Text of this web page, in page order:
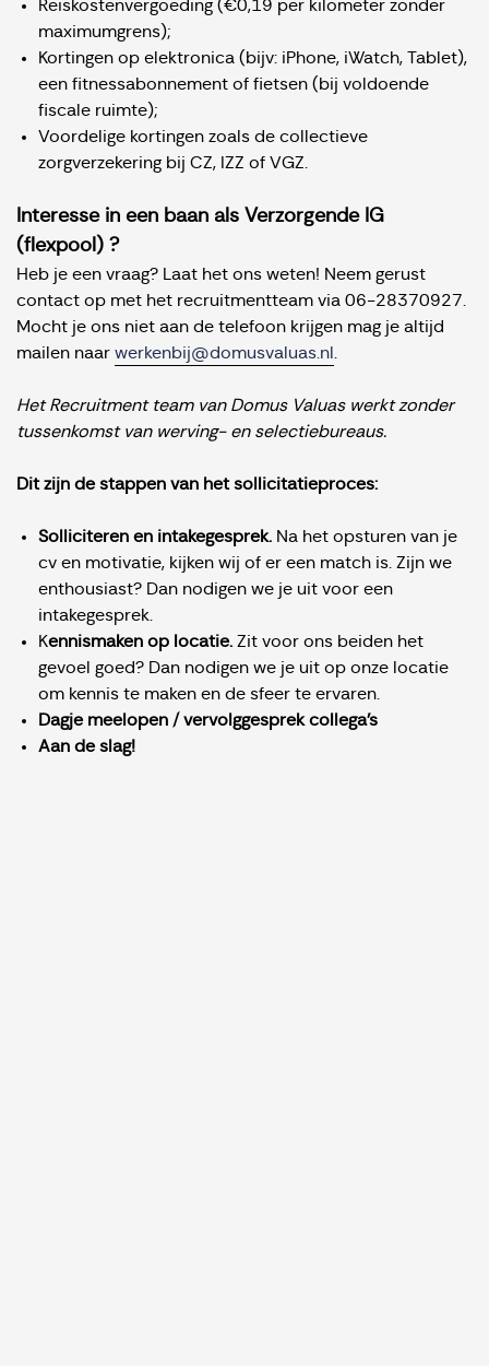
Reiskostenvergoeding (€0,19 per kilometer zonder
maximumgrens);
Kortingen op elektronica (bijv: iPhone, iWatch, Tablet),
een fitnessabonnement of fietsen (bij voldoende
fiscale ruimte);
Voordelige kortingen zoals de collectieve
zorgverzekering bij CZ, IZZ of VGZ.
Interesse in een baan als Verzorgende IG
(flexpool) ?
Heb je een vraag? Laat het ons weten! Neem gerust
contact op met het recruitmentteam via 06-28370927.
Mocht je ons niet aan de telefoon krijgen mag je altijd
mailen naar werkenbij@domusvaluas.n
Het Recruitment team van Domus Valuas werkt zonder
tussenkomst van werving- en selectiebureaus.
Dit zijn de stappen van het sollicitatieproces:
Solliciteren en intakegesprek. Na het opsturen van je
cv en motivatie, kijken wij of er een match is. Zijn we
enthousiast? Dan nodigen we je uit voor een
intakegesprek.
Kennismaken op locatie. Zit voor ons beiden het
gevoel goed? Dan nodigen we je uit op onze locatie
om kennis te maken en de sfeer te ervaren.
Dagje meelopen / vervolggesprek collega's
Aan de slag!